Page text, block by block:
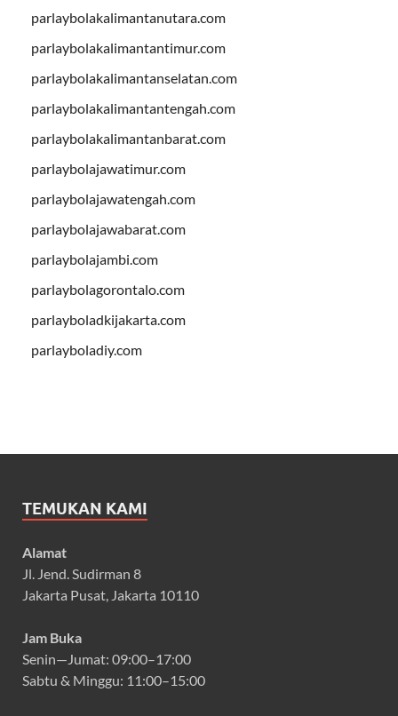
parlaybolakalimantanutara.com
parlaybolakalimantantimur.com
parlaybolakalimantanselatan.com
parlaybolakalimantantengah.com
parlaybolakalimantanbarat.com
parlaybolajawatimur.com
parlaybolajawatengah.com
parlaybolajawabarat.com
parlaybolajambi.com
parlaybolagorontalo.com
parlayboladkijakarta.com
parlayboladiy.com
TEMUKAN KAMI
Alamat
Jl. Jend. Sudirman 8
Jakarta Pusat, Jakarta 10110
Jam Buka
Senin—Jumat: 09:00–17:00
Sabtu & Minggu: 11:00–15:00